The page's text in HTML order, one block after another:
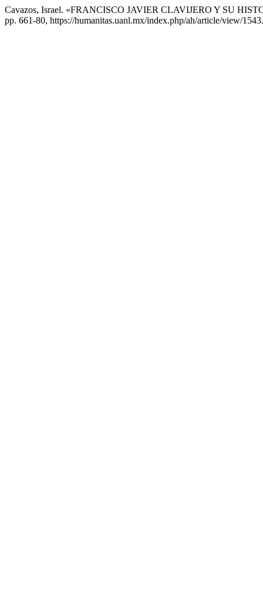
Cavazos, Israel. «FRANCISCO JAVIER CLAVIJERO Y SU
pp. 661-80, https://humanitas.uanl.mx/index.php/ah/article/view/1543.